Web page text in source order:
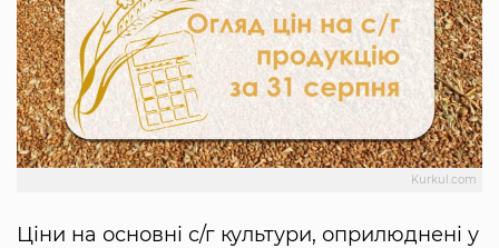
Kurkul.com
Ціни на основні с/г культури, оприлюднені у